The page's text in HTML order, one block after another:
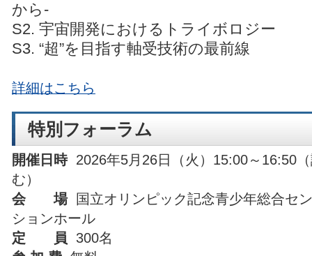
から-
S2. 宇宙開発におけるトライボロジー
S3. “超”を目指す軸受技術の最前線
詳細はこちら
特別フォーラム
開催日時 2026年5月26日（火）15:00～ 16:50
む）
会 場
国立オリンピック記念青少年総合セ
ションホール
定 員
300名